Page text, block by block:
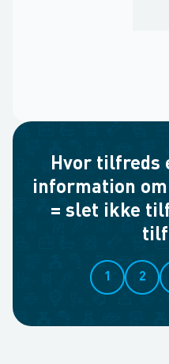
Hvor tilfreds
information
= slet ikke
1 2